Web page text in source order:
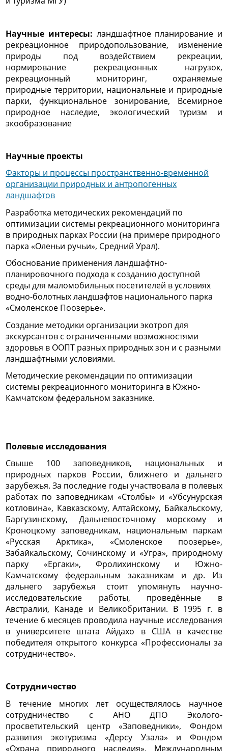
Научные интересы: ландшафтное планирование и
рекреационное природопользование, изменение
природы под воздействием рекреации,
нормирование рекреационных нагрузок,
рекреационный мониторинг, охраняемые
природные территории, национальные и природные
парки, функциональное зонирование, Всемирное
природное наследие, экологический туризм и
экообразование
Научные проекты
Факторы и процессы пространственно-временной
организации природных и антропогенных
ландшафтов
Разработка методических рекомендаций по
оптимизации системы рекреационного мониторинга
в природных парках России (на примере природного
парка «Оленьи ручьи», Средний Урал).
Обоснование применения ландшафтно-
планировочного подхода к созданию доступной
среды для маломобильных посетителей в условиях
водно-болотных ландшафтов национального парка
«Смоленское Поозерье».
Создание методики организации экотроп для
экскурсантов с ограниченными возможностями
здоровья в ООПТ разных природных зон и с разными
ландшафтными условиями.
Методические рекомендации по оптимизации
системы рекреационного мониторинга в Южно-
Камчатском федеральном заказнике.
Полевые исследования
Свыше 100 заповедников, национальных и
природных парков России, ближнего и дальнего
зарубежья. За последние годы участвовала в полевых
работах по заповедникам «Столбы» и «Убсунурская
котловина», Кавказскому, Алтайскому, Байкальскому,
Баргузинскому, Дальневосточному морскому и
Кроноцкому заповедникам, национальным паркам
«Русская Арктика», «Смоленское поозерье»,
Забайкальскому, Сочинскому и «Угра», природному
парку «Ергаки», Фролихинскому и Южно-
Камчатскому федеральным заказникам и др. Из
дальнего зарубежья стоит упомянуть научно-
исследовательские работы, проведённые в
Австралии, Канаде и Великобритании. В 1995 г. в
течение 6 месяцев проводила научные исследования
в университете штата Айдахо в США в качестве
победителя открытого конкурса «Профессионалы за
сотрудничество».
Сотрудничество
В течение многих лет осуществлялось научное
сотрудничество с АНО ДПО Эколого-
просветительский центр «Заповедники», Фондом
развития экотуризма «Дерсу Узала» и Фондом
«Охрана природного наследия», Международным